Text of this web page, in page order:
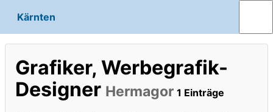
Kärnten
Grafiker, Werbegrafik-
Designer Hermagor 1 Einträge